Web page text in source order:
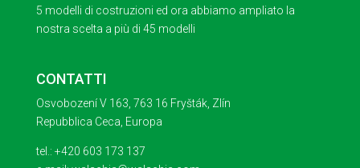
5 modelli di costruzioni ed ora abbiamo ampliato la
nostra scelta a più di 45 modelli
CONTATTI
Osvobození V 163, 763 16 Fryšták, Zlín
Repubblica Ceca, Europa
tel.: +420 603 173 137